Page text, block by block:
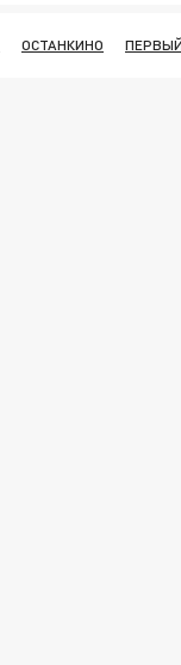
ОСТАНКИНО